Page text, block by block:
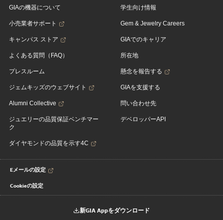
GIAの機器について
小売業者サポート
キャンパス ストア
よくある質問（FAQ）
プレスルーム
ジェムキッズのウェブサイト
Alumni Collective
ジュエリーの品質保証ベンチマー
ク
ダイヤモンドの品質を示す4C
学生向け情報
Gem & Jewelry Careers
GIAでのキャリア
所在地
懸念を報告する
GIAを支援する
問い合わせ先
デベロッパーAPI
Eメールの設定
Cookieの設定
新GIA Appをダウンロード